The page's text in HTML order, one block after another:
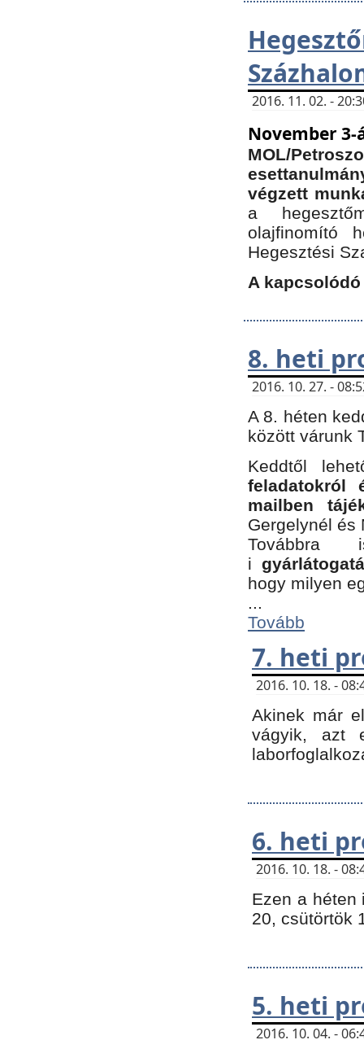
2016. 11. 02. -
November
MOL/
végzett
a
olajfinomító
Hegesztési
A
8. heti
2016. 10. 27. -
A 8. héten
között várunk
Keddtől
feladatokról
mailben
Gergelynél és
Továbbra
i
hogy milyen
...
Tovább
7. heti
2016. 10. 18. -
Akinek már
vágyik, azt
6. heti
2016. 10. 18. -
Ezen a héten
20, csütörtök
5. heti
2016. 10. 04. -